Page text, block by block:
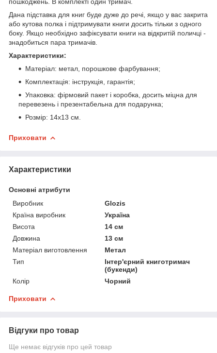
Дана підставка для книг буде дуже до речі, якщо у вас закрита
або кутова полка і підтримувати книги досить тільки з одного
боку. Якщо необхідно зафіксувати книги на відкритій поличці -
знадобиться пара тримачів.
Характеристики:
Матеріал: метал, порошкове фарбування;
Комплектація: інструкція, гарантія;
Упаковка: фірмовий пакет і коробка, досить міцна для
перевезень і презентабельна для подарунка;
Розмір: 14х13 см.
Приховати
Характеристики
Основні атрибути
Виробник
Glozis
Країна виробник
Україна
Висота
14 см
Довжина
13 см
Матеріал виготовлення
Метал
Тип
Інтер'єрний книготримач
(букенди)
Колір
Чорний
Приховати
Відгуки про товар
Ще немає відгуків про цей товар